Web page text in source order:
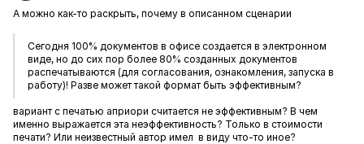
А можно как-то раскрыть, почему в описанном сценарии
Сегодня 100% документов в офисе создается в электронном
виде, но до сих пор более 80% созданных документов
распечатываются (для согласования, ознакомления, запуска в
работу)! Разве может такой формат быть эффективным?
вариант с печатью априори считается не эффективным? В чем
именно выражается эта неэффективность? Только в стоимости
печати? Или неизвестный автор имел в виду что-то иное?